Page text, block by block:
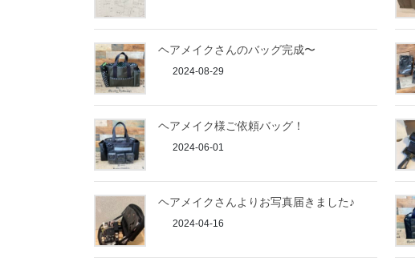
ヘアメイクさんのバッグ完成〜
2024-08-29
ヘアメイク様ご依頼バッグ！
2024-06-01
ヘアメイクさんよりお写真届きました♪
2024-04-16